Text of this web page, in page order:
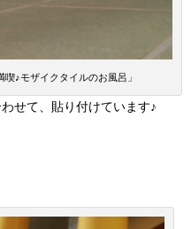
♪モザイクタイルのお風呂」
せて、貼り付けています♪